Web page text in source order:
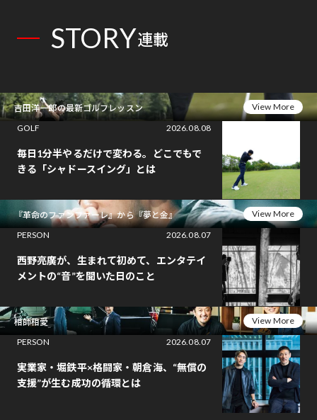
STORY連載
吉田洋一郎の最新ゴルフレッスン
View More
GOLF
2026.08.08
毎日1分半やるだけで変わる。どこでもで
きる「シャドースイング」とは
『革命のファンファーレ』から『夢と金』
View More
PERSON
2026.08.07
西野亮廣が、生まれて初めて、エンタテイ
メントの“音”を聞いた日のこと
相師相愛
View More
PERSON
2026.08.07
実業家・堀鉄平×格闘家・朝倉海、“無償の
支援”が生む成功の循環とは